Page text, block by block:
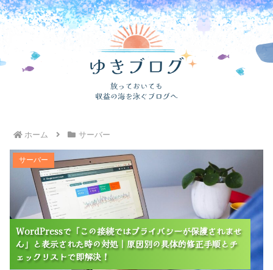
ホーム サーバー
WordPressで「この接続ではプライバシーが保護され
ません」と表示された時の対処｜原因別の具体的修正手
順とチェックリストで即解決！
WordPressで「この接続ではプライバシーが保護されませ
ん」と表示された時の対処｜原因別の具体的修正手順とチ
ェックリストで即解決！
WordPressで「この接続ではプライバシーが保護されませ
ん」と表示された時の対処｜原因別の具体的修正手順とチ
ェックリストで即解決！
WordPressで「この接続ではプライバシーが保護されませ
ん」と表示された時の対処｜原因別の具体的修正手順とチ
ェックリストで即解決！
サーバー